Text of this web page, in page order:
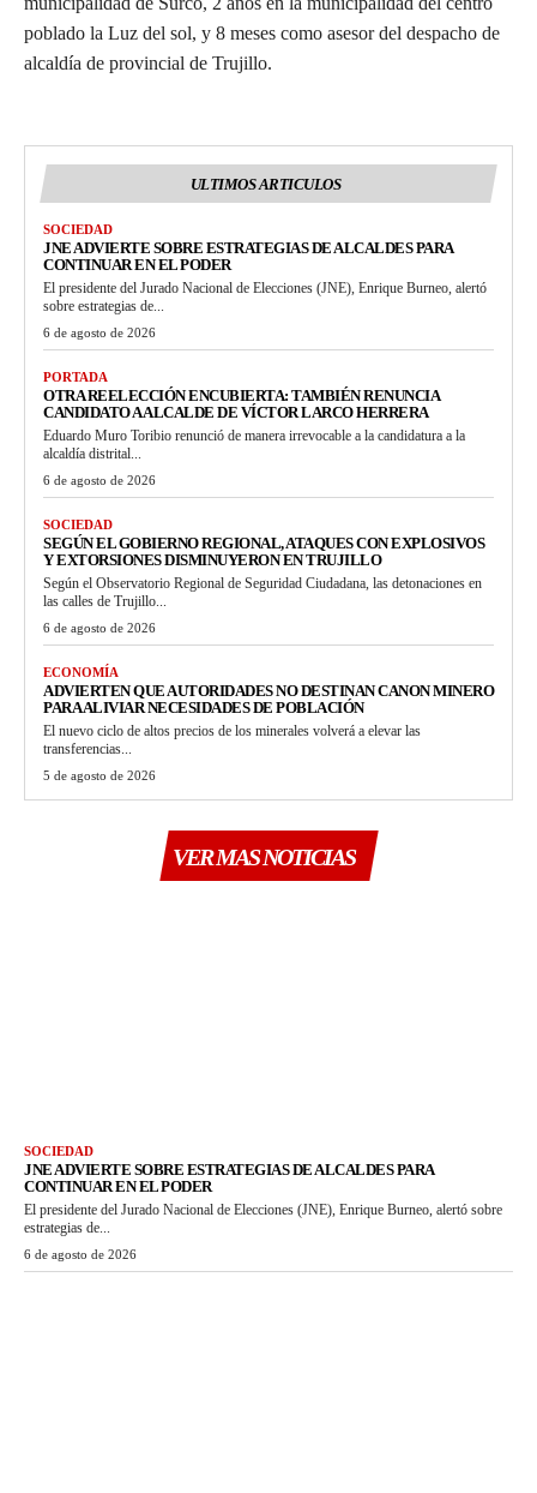
poblado la Luz del sol, y 8 meses como asesor del despacho de
alcaldía de provincial de Trujillo.
ULTIMOS ARTICULOS
SOCIEDAD
JNE ADVIERTE SOBRE ESTRATEGIAS DE ALCALDES PARA
CONTINUAR EN EL PODER
El presidente del Jurado Nacional de Elecciones (JNE), Enrique Burneo, alertó
sobre estrategias de...
6 de agosto de 2026
PORTADA
OTRA REELECCIÓN ENCUBIERTA: TAMBIÉN RENUNCIA
CANDIDATO A ALCALDE DE VÍCTOR LARCO HERRERA
Eduardo Muro Toribio renunció de manera irrevocable a la candidatura a la
alcaldía distrital...
6 de agosto de 2026
SOCIEDAD
SEGÚN EL GOBIERNO REGIONAL, ATAQUES CON EXPLOSIVOS
Y EXTORSIONES DISMINUYERON EN TRUJILLO
Según el Observatorio Regional de Seguridad Ciudadana, las detonaciones en
las calles de Trujillo...
6 de agosto de 2026
ECONOMÍA
ADVIERTEN QUE AUTORIDADES NO DESTINAN CANON MINERO
PARA ALIVIAR NECESIDADES DE POBLACIÓN
El nuevo ciclo de altos precios de los minerales volverá a elevar las
transferencias...
5 de agosto de 2026
VER MAS NOTICIAS
SOCIEDAD
JNE ADVIERTE SOBRE ESTRATEGIAS DE ALCALDES PARA
CONTINUAR EN EL PODER
El presidente del Jurado Nacional de Elecciones (JNE), Enrique Burneo, alertó sobre
estrategias de...
6 de agosto de 2026